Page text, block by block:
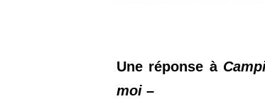
Une réponse à
moi –